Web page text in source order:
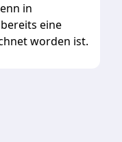
in
eine
worden ist.